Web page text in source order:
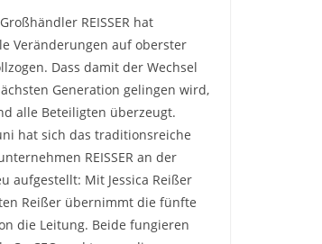
REISSER hat
Veränderungen auf oberster
Dass damit der Wechsel
Generation gelingen wird,
alle Beteiligten überzeugt.
hat sich das traditionsreiche
REISSER an der
aufgestellt: Mit Jessica Reißer
Reißer übernimmt die fünfte
die Leitung. Beide fungieren